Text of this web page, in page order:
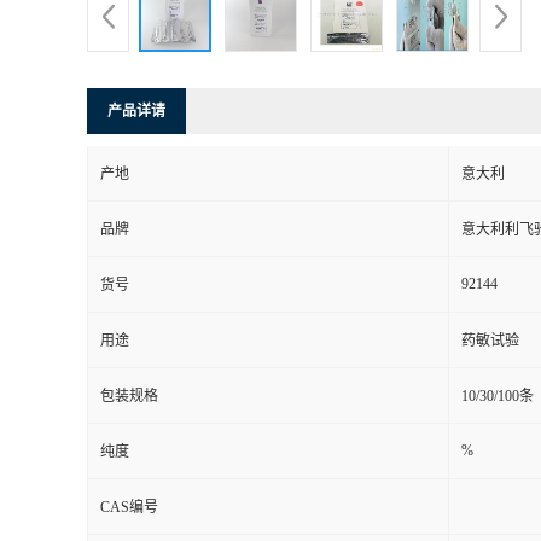
产品详请
产地 意大利
品牌 意大利利飞
货号 92144
用途 药敏试验
包装规格 10/30/100条
纯度 %
CAS编号